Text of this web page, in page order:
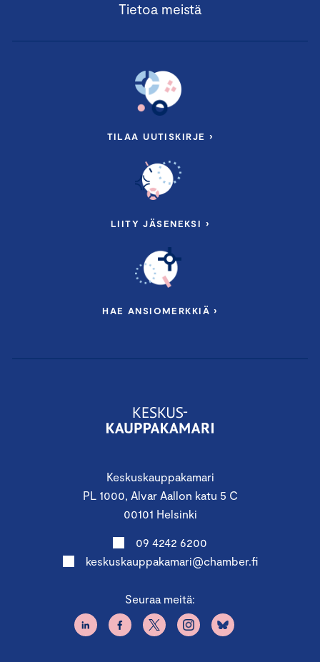
Keskuskauppakamari
PL 1000, Alvar Aallon katu 5 C
00101 Helsinki
09 4242 6200
keskuskauppakamari@chamber.fi
Seuraa meitä:
Tietoa meistä
TILAA UUTISKIRJE ›
LIITY JÄSENEKSI ›
HAE ANSIOMERKKIÄ ›